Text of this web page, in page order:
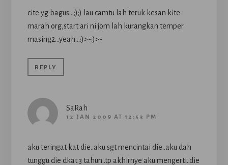
cite yg bagus…;);) lau camtu lah teruk kesan kite
marah org,start ari ni jom lah kurangkan temper
masing2…yeah…:)>-:)>-
REPLY
SaRah
12 JAN 2009 AT 12:53 PM
aku teringat kat die..aku sgt mencintai die..aku dah
tunggu die dkat 3 tahun..tp akhirnye aku mengerti..die